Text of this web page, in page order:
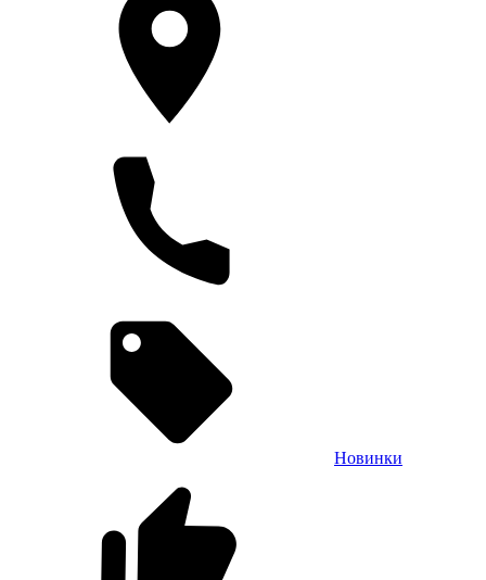
Новинки